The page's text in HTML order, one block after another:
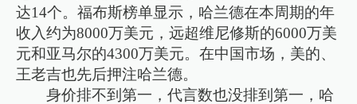
达14个。福布斯榜单显示，哈兰德在本周期的年
收入约为8000万美元，远超维尼修斯的6000万美
元和亚马尔的4300万美元。在中国市场，美的、
王老吉也先后押注哈兰德。
身价排不到第一，代言数也没排到第一，哈